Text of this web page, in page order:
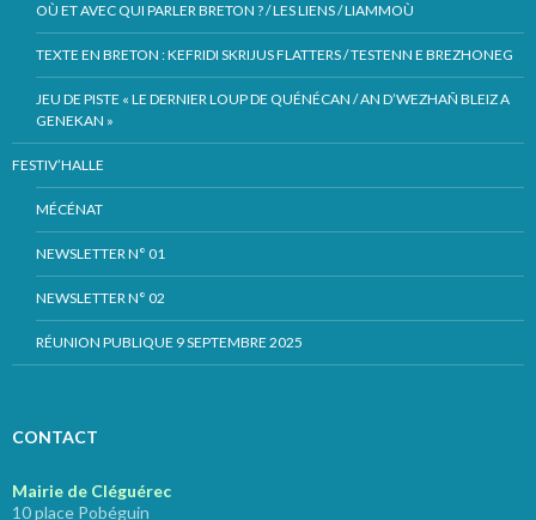
OÙ ET AVEC QUI PARLER BRETON ? / LES LIENS / LIAMMOÙ
TEXTE EN BRETON : KEFRIDI SKRIJUS FLATTERS / TESTENN E BREZHONEG
JEU DE PISTE « LE DERNIER LOUP DE QUÉNÉCAN / AN D’WEZHAÑ BLEIZ A
GENEKAN »
FESTIV’HALLE
MÉCÉNAT
NEWSLETTER N° 01
NEWSLETTER N° 02
RÉUNION PUBLIQUE 9 SEPTEMBRE 2025
CONTACT
Mairie de Cléguérec
10 place Pobéguin